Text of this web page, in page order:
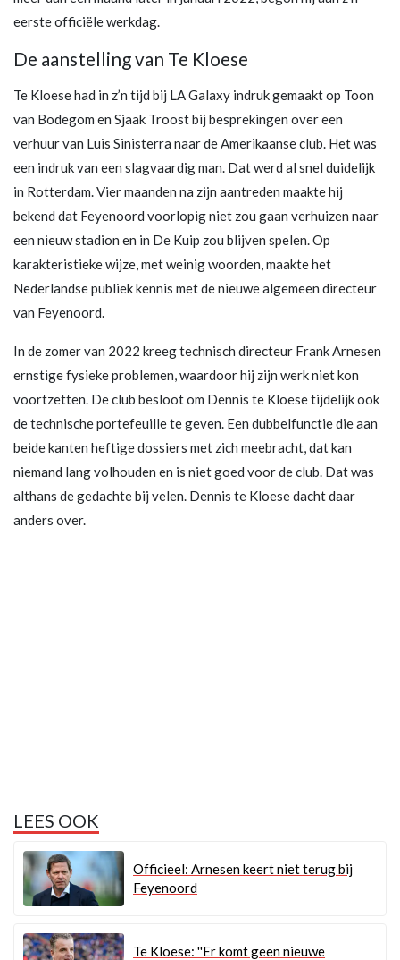
eerste officiële werkdag.
De aanstelling van Te Kloese
Te Kloese had in z’n tijd bij LA Galaxy indruk gemaakt op Toon
van Bodegom en Sjaak Troost bij besprekingen over een
verhuur van Luis Sinisterra naar de Amerikaanse club. Het was
een indruk van een slagvaardig man. Dat werd al snel duidelijk
in Rotterdam. Vier maanden na zijn aantreden maakte hij
bekend dat Feyenoord voorlopig niet zou gaan verhuizen naar
een nieuw stadion en in De Kuip zou blijven spelen. Op
karakteristieke wijze, met weinig woorden, maakte het
Nederlandse publiek kennis met de nieuwe algemeen directeur
van Feyenoord.
In de zomer van 2022 kreeg technisch directeur Frank Arnesen
ernstige fysieke problemen, waardoor hij zijn werk niet kon
voortzetten. De club besloot om Dennis te Kloese tijdelijk ook
de technische portefeuille te geven. Een dubbelfunctie die aan
beide kanten heftige dossiers met zich meebracht, dat kan
niemand lang volhouden en is niet goed voor de club. Dat was
althans de gedachte bij velen. Dennis te Kloese dacht daar
anders over.
LEES OOK
Officieel: Arnesen keert niet terug bij
Feyenoord
Te Kloese: ''Er komt geen nieuwe